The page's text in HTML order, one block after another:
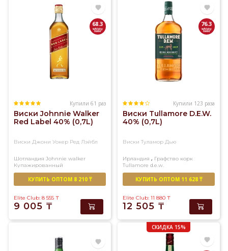
68.3
Купили 61 раз
Виски Johnnie Walker
Red Label 40% (0,7L)
Виски Джони Уокер Ред Лэйбл
Шотландия Johnnie walker
Купажированный
КУПИТЬ ОПТОМ 8 210 ₸
Elite Club: 8 555 ₸
9 005 ₸
76.3
Купили 123 раза
Виски Tullamore D.E.W.
40% (0,7L)
Виски Туламор Дью
Ирландия , Графство корк
Tullamore d.e.w.
Купажированный
КУПИТЬ ОПТОМ 11 628 ₸
Elite Club: 11 880 ₸
12 505 ₸
СКИДКА 15%